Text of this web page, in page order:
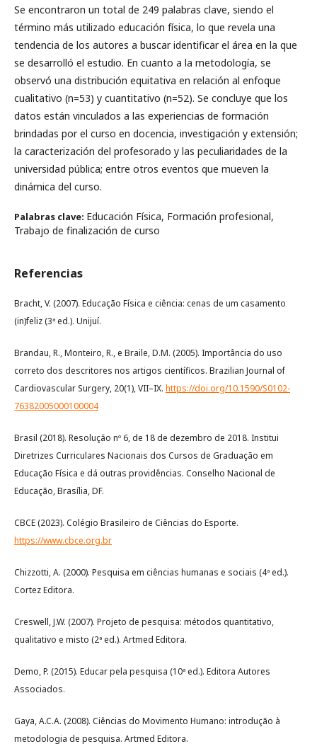
Se encontraron un total de 249 palabras clave, siendo el
término más utilizado educación física, lo que revela una
tendencia de los autores a buscar identificar el área en la que
se desarrolló el estudio. En cuanto a la metodología, se
observó una distribución equitativa en relación al enfoque
cualitativo (n=53) y cuantitativo (n=52). Se concluye que los
datos están vinculados a las experiencias de formación
brindadas por el curso en docencia, investigación y extensión;
la caracterización del profesorado y las peculiaridades de la
universidad pública; entre otros eventos que mueven la
dinámica del curso.
Palabras clave: Educación Física, Formación profesional,
Trabajo de finalización de curso
Referencias
Bracht, V. (2007). Educação Física e ciência: cenas de um casamento
(in)feliz (3ª ed.). Unijuí.
Brandau, R., Monteiro, R., e Braile, D.M. (2005). Importância do uso
correto dos descritores nos artigos científicos. Brazilian Journal of
Cardiovascular Surgery, 20(1), VII–IX. https://doi.org/10.1590/S0102-
76382005000100004
Brasil (2018). Resolução nº 6, de 18 de dezembro de 2018. Institui
Diretrizes Curriculares Nacionais dos Cursos de Graduação em
Educação Física e dá outras providências. Conselho Nacional de
Educação, Brasília, DF.
CBCE (2023). Colégio Brasileiro de Ciências do Esporte.
https://www.cbce.org.br
Chizzotti, A. (2000). Pesquisa em ciências humanas e sociais (4ª ed.).
Cortez Editora.
Creswell, J.W. (2007). Projeto de pesquisa: métodos quantitativo,
qualitativo e misto (2ª ed.). Artmed Editora.
Demo, P. (2015). Educar pela pesquisa (10ª ed.). Editora Autores
Associados.
Gaya, A.C.A. (2008). Ciências do Movimento Humano: introdução à
metodologia de pesquisa. Artmed Editora.